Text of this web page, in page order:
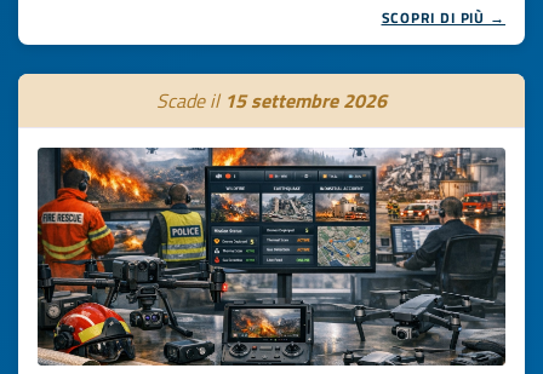
SCOPRI DI PIÙ →
Scade il 15 settembre 2026